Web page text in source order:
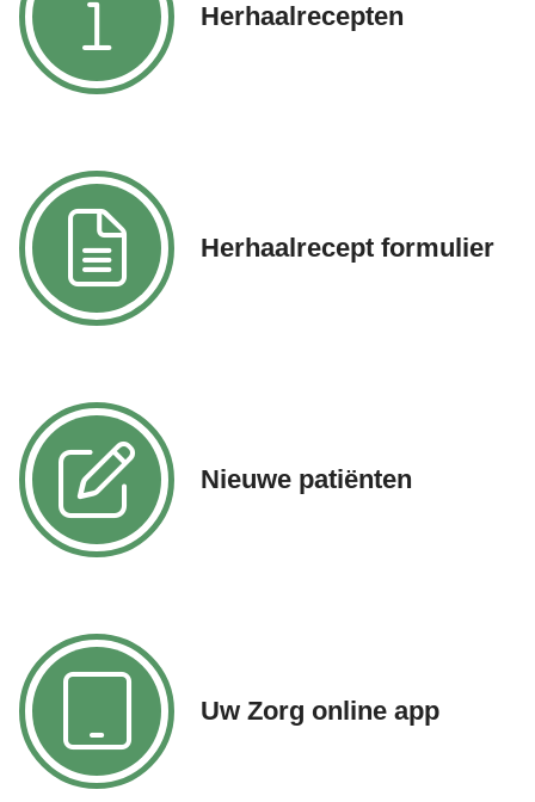
Herhaalrecepten
Herhaalrecept formulier
Nieuwe patiënten
Uw Zorg online app